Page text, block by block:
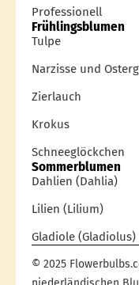
Professionell
Frühlingsblumen
Tulpe
Narzisse und
Zierlauch
Krokus
Schneeglöckchen
Sommerblumen
Dahlien (Dahlia)
Lilien (Lilium)
Gladiole (Gladiolus)
© 2025